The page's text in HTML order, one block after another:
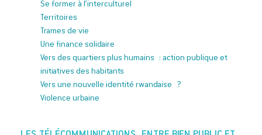
Se former à l’interculturel
Territoires
Trames de vie
Une finance solidaire
Vers des quartiers plus humains : action publique et
initiatives des habitants
Vers une nouvelle identité rwandaise ?
Violence urbaine